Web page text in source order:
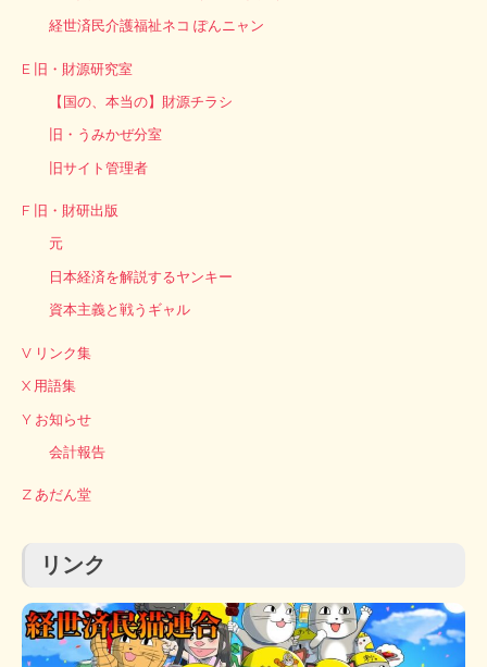
経世済民介護福祉ネコ ぽんニャン
E 旧・財源研究室
【国の、本当の】財源チラシ
旧・うみかぜ分室
旧サイト管理者
F 旧・財研出版
元
日本経済を解説するヤンキー
資本主義と戦うギャル
V リンク集
X 用語集
Y お知らせ
会計報告
Z あだん堂
リンク